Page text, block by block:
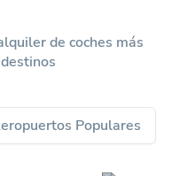
de coches más
Populares